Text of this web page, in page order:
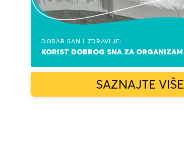
Dobar san i zdravlje:
korist dobrog sna za organizam
SAZNAJTE VIŠE